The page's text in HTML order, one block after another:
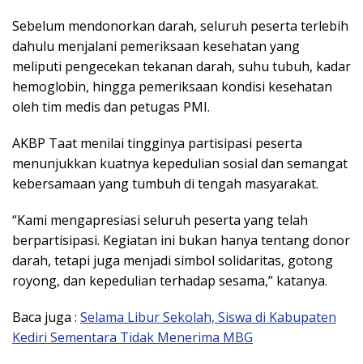
Sebelum mendonorkan darah, seluruh peserta terlebih
dahulu menjalani pemeriksaan kesehatan yang
meliputi pengecekan tekanan darah, suhu tubuh, kadar
hemoglobin, hingga pemeriksaan kondisi kesehatan
oleh tim medis dan petugas PMI.
AKBP Taat menilai tingginya partisipasi peserta
menunjukkan kuatnya kepedulian sosial dan semangat
kebersamaan yang tumbuh di tengah masyarakat.
“Kami mengapresiasi seluruh peserta yang telah
berpartisipasi. Kegiatan ini bukan hanya tentang donor
darah, tetapi juga menjadi simbol solidaritas, gotong
royong, dan kepedulian terhadap sesama,” katanya.
Baca juga : Selama Libur Sekolah, Siswa di Kabupaten
Kediri Sementara Tidak Menerima MBG